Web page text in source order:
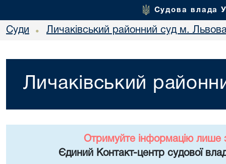
Судова влада
Суди • Личаківський районний суд м.
Личаківський
Отримуйте інформацію лише
Єдиний Контакт-центр судової